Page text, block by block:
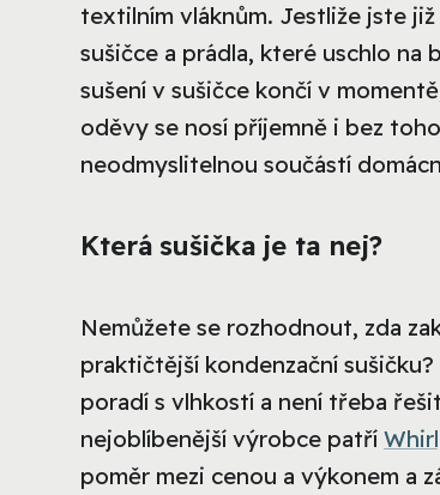
textilním vláknům. Jestliže jste
sušičce a prádla, které uschlo
sušení v sušičce končí v
oděvy se nosí příjemně i bez
neodmyslitelnou součástí
Která sušička je ta nej?
Nemůžete se rozhodnout, zda
praktičtější kondenzační
poradí s vlhkostí a není třeba
nejoblíbenější výrobce patří
poměr mezi cenou a výkonem a